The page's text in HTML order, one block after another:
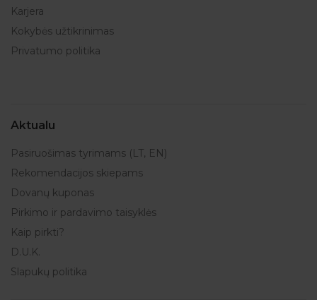
Karjera
Kokybės užtikrinimas
Privatumo politika
Aktualu
Pasiruošimas tyrimams (LT, EN)
Rekomendacijos skiepams
Dovanų kuponas
Pirkimo ir pardavimo taisyklės
Kaip pirkti?
D.U.K.
Slapukų politika